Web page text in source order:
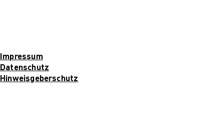
Impressum
Datenschutz
Hinweisgeberschutz